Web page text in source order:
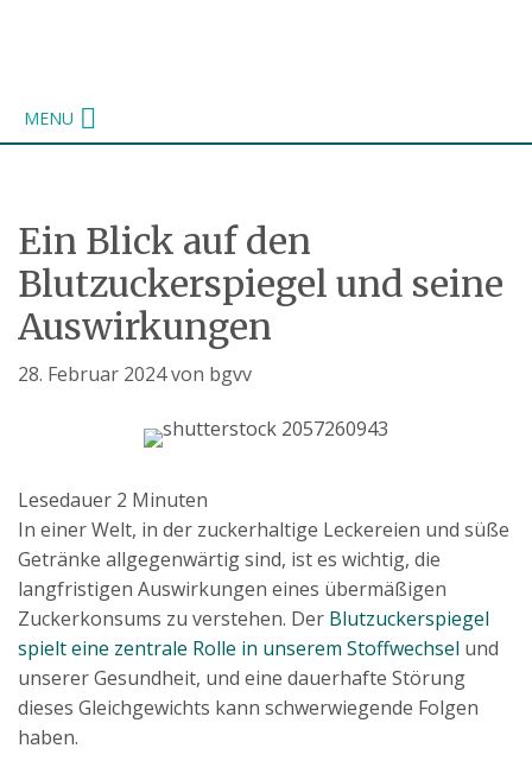
MENU
Ein Blick auf den
Blutzuckerspiegel und seine
Auswirkungen
28. Februar 2024von bgvv
Lesedauer 2 Minuten
In einer Welt, in der zuckerhaltige Leckereien und süße
Getränke allgegenwärtig sind, ist es wichtig, die
langfristigen Auswirkungen eines übermäßigen
Zuckerkonsums zu verstehen. Der Blutzuckerspiegel
spielt eine zentrale Rolle in unserem Stoffwechsel und
unserer Gesundheit, und eine dauerhafte Störung
dieses Gleichgewichts kann schwerwiegende Folgen
haben.